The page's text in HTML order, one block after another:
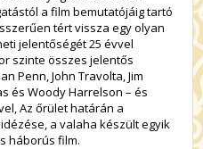
a film bemutatójáig tartó
tért vissza egy olyan
jelentőségét 25 évvel
szinte összes jelentős
Penn, John Travolta, Jim
és Woody Harrelson – és
Az őrület határán a
a valaha készült egyik
háborús film.